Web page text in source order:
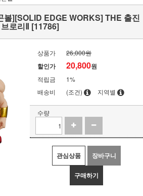
][SOLID EDGE WORKS] THE 출진
브로리Ⅱ [11786]
상품가 26,000원
할인가 20,800원
적립금
1%
배송비
(조건) 지역별
수량
관심상품 장바구니
구매하기